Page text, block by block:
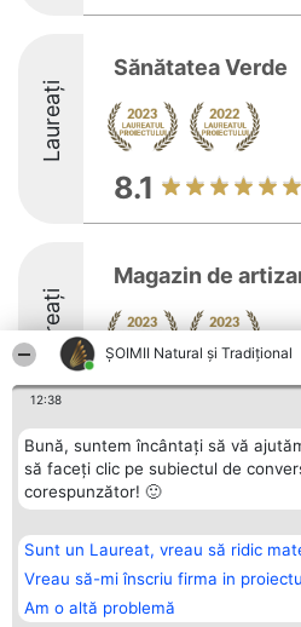
ȘOIMII Natural și Tradițional
12:38
Bună, suntem încântați să vă
să faceți clic pe subiectul de
corespunzător! 🙂
Sunt un Laureat, vreau să ridic
Vreau să-mi înscriu firma in
Am o altă problemă
Laureați
Sănătatea Verde
8.1
Laureați
Magazin de
8.9
Organizator Ranking
BRIGHT SOLUTIONS BR SRL
Sc. A Et. 4 Ap. 13 Cod 061952
București
CUI 36737675
tel: +40 770 990 492
Plebiscyt
Laureaților
Reguli
Politica de